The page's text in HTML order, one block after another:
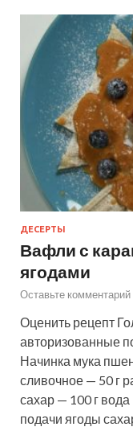
ДЕСЕРТЫ
Вафли с
ягодами
Оставьте комментарий
Оценить рецепт
авторизованные
Начинка мука
сливочное — 50 г
сахар — 100 г
подачи ягоды